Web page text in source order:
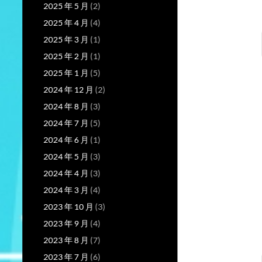
2025 年 5 月 (2)
2025 年 4 月 (4)
2025 年 3 月 (1)
2025 年 2 月 (1)
2025 年 1 月 (5)
2024 年 12 月 (2)
2024 年 8 月 (3)
2024 年 7 月 (5)
2024 年 6 月 (1)
2024 年 5 月 (3)
2024 年 4 月 (3)
2024 年 3 月 (4)
2023 年 10 月 (3)
2023 年 9 月 (4)
2023 年 8 月 (7)
2023 年 7 月 (6)